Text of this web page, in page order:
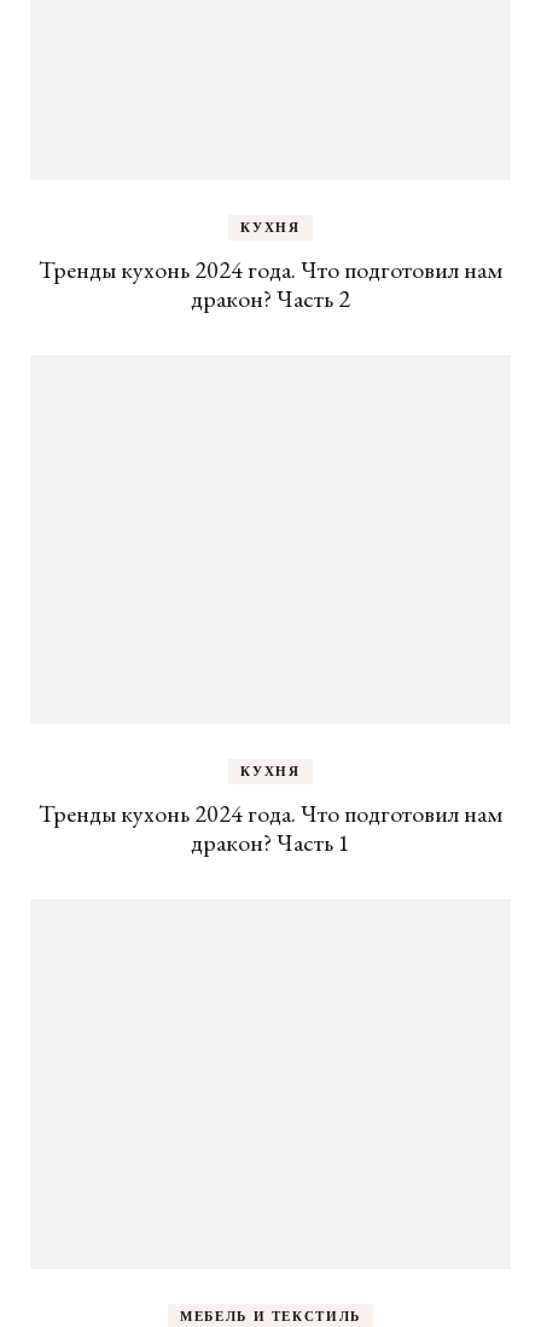
КУХНЯ
Тренды кухонь 2024 года. Что подготовил нам
дракон? Часть 2
КУХНЯ
Тренды кухонь 2024 года. Что подготовил нам
дракон? Часть 1
МЕБЕЛЬ И ТЕКСТИЛЬ